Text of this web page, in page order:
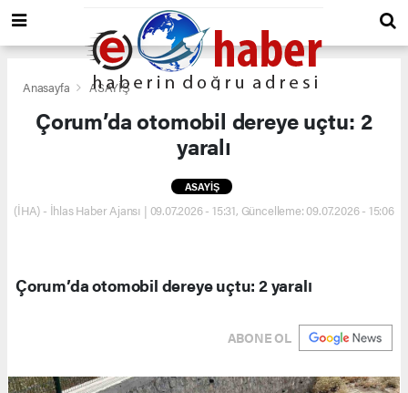
Anasayfa ASAYİŞ
Çorum’da otomobil dereye uçtu: 2
yaralı
ASAYİŞ
(İHA) - İhlas Haber Ajansı | 09.07.2026 - 15:31, Güncelleme: 09.07.2026 - 15:06
Çorum’da otomobil dereye uçtu: 2 yaralı
ABONE OL